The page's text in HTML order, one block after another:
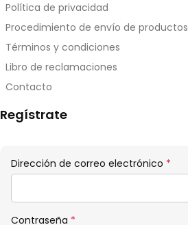
Política de privacidad
Procedimiento de envío de productos
Términos y condiciones
Libro de reclamaciones
Contacto
Regístrate
Dirección de correo electrónico *
Contraseña *